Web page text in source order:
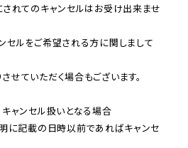
されてのキャンセルはお受け出来ませ
セルをご希望される方に関しまして
せていただく場合もございます。
ャンセル扱いとなる場合
に記載の日時以前であればキャンセ